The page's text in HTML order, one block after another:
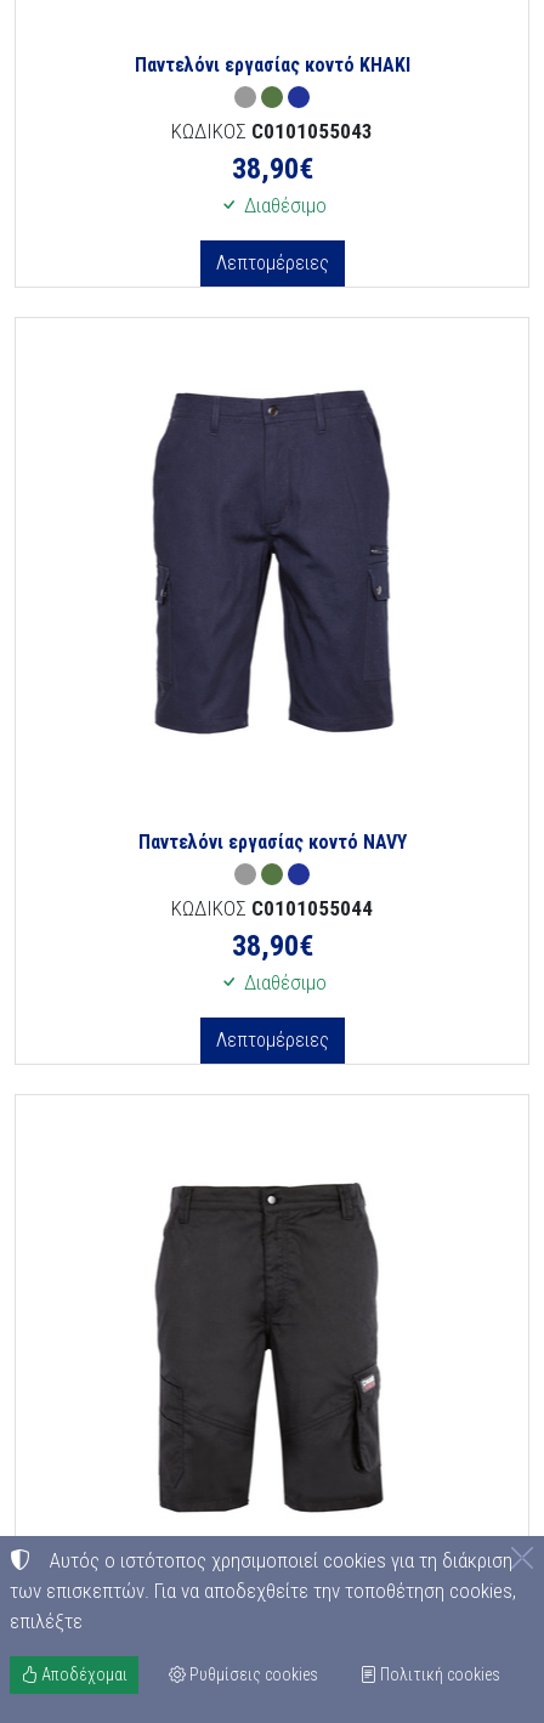
Παντελόνι εργασίας κοντό KHAKI
ΚΩΔΙΚΟΣ C0101055043
38,90€
Διαθέσιμο
Λεπτομέρειες
Παντελόνι εργασίας κοντό NAVY
ΚΩΔΙΚΟΣ C0101055044
38,90€
Διαθέσιμο
Λεπτομέρειες
ΚΩΔΙΚΟΣC0101055048
Αυτός ο ιστότοπος χρησιμοποιεί cookies για τη διάκριση
των επισκεπτών. Για να αποδεχθείτε την τοποθέτηση cookies,
επιλέξτε
Αποδέχομαι Ρυθμίσεις cookies Πολιτική cookies